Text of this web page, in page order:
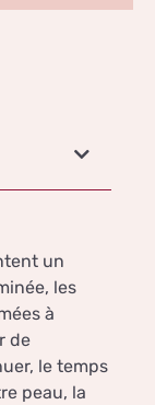
un
les
à
de
le temps
peau, la